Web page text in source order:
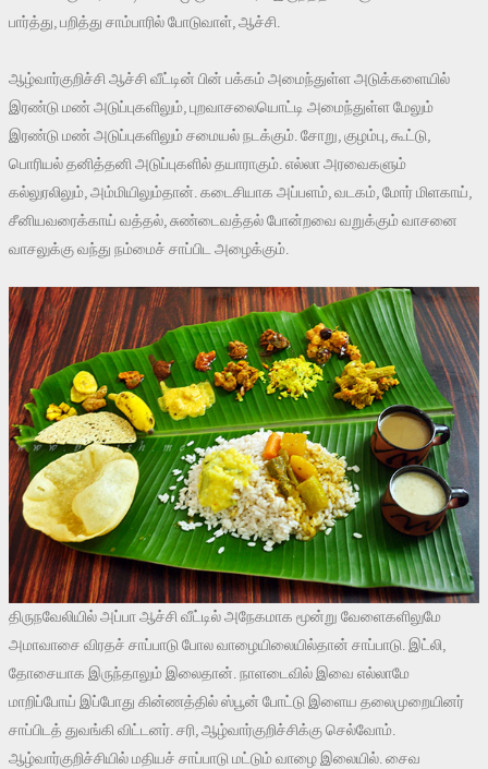
பார்த்து, பறித்து சாம்பாரில் போடுவாள், ஆச்சி.
ஆழ்வார்குறிச்சி ஆச்சி வீட்டின் பின் பக்கம் அமைந்துள்ள அடுக்களையில்
இரண்டு மண் அடுப்புகளிலும், புறவாசலையொட்டி அமைந்துள்ள மேலும்
இரண்டு மண் அடுப்புகளிலும் சமையல் நடக்கும். சோறு, குழம்பு, கூட்டு,
பொரியல் தனித்தனி அடுப்புகளில் தயாராகும். எல்லா அரவைகளும்
கல்லுரலிலும், அம்மியிலும்தான். கடைசியாக அப்பளம், வடகம், மோர் மிளகாய்,
சீனியவரைக்காய் வத்தல், சுண்டைவத்தல் போன்றவை வறுக்கும் வாசனை
வாசலுக்கு வந்து நம்மைச் சாப்பிட அழைக்கும்.
திருநவேலியில் அப்பா ஆச்சி வீட்டில் அநேகமாக மூன்று வேளைகளிலுமே
அமாவாசை விரதச் சாப்பாடு போல வாழையிலையில்தான் சாப்பாடு. இட்லி,
தோசையாக இருந்தாலும் இலைதான். நாளடைவில் இவை எல்லாமே
மாறிப்போய் இப்போது கின்ணத்தில் ஸ்பூன் போட்டு இளைய தலைமுறையினர்
சாப்பிடத் துவங்கி விட்டனர். சரி, ஆழ்வார்குறிச்சிக்கு செல்வோம்.
ஆழ்வார்குறிச்சியில் மதியச் சாப்பாடு மட்டும் வாழை இலையில். சைவ